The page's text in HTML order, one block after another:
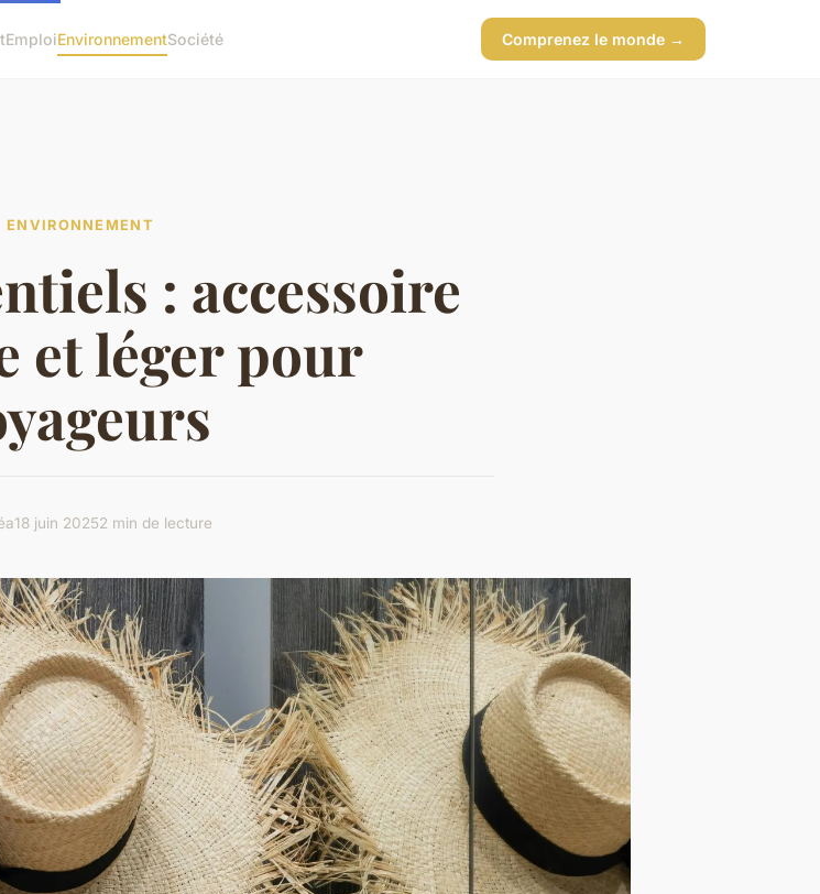
EmploiEnvironnementSociété Comprenez le monde →
ENVIRONNEMENT
: accessoire
et léger pour
18 juin 20252 min de lecture